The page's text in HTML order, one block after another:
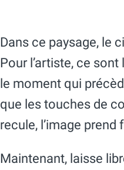
Dans ce paysage, le
Pour l’artiste, ce
le moment qui
que les touches de
recule, l’image prend
Maintenant, laisse